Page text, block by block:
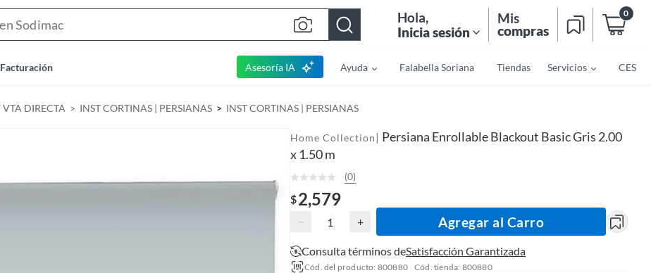
h
Hola,
Inicia sesión
Mis
compras
0
Facturación Asesoría IA Ayuda Falabella Soriana Tiendas Servicios CES
VTA DIRECTA INST CORTINAS | PERSIANAS INST CORTINAS | PERSIANAS
Home Collection | Persiana Enrollable Blackout Basic Gris 2.00
x 1.50 m
(0)
$2,579
− + Agregar al Carro
Consulta términos deSatisfacción Garantizada
Cód. del producto: 800880 Cód. tienda: 800880